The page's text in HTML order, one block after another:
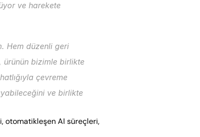
ve harekete
Hem düzenli geri
ürünün bizimle birlikte
çevreme
ve birlikte
otomatikleşen AI süreçleri,